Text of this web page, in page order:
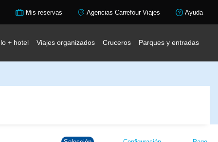
Mis reservas Agencias Carrefour Viajes Ayuda
+ hotel Viajes organizados Cruceros Parques y entradas